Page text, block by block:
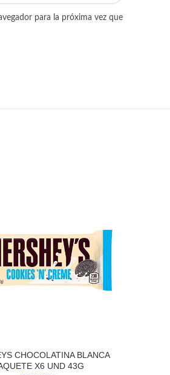
para la próxima vez que
CHOCOLATINA BLANCA
X6 UND 43G